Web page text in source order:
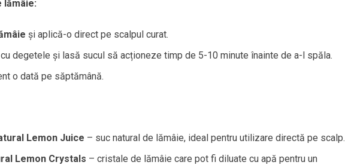
lămâie:
și aplică-o direct pe scalpul curat.
degetele și lasă sucul să acționeze timp de 5-10 minute înainte de a-l spăla.
o dată pe săptămână.
Lemon Juice – suc natural de lămâie, ideal pentru utilizare directă pe scalp.
Lemon Crystals – cristale de lămâie care pot fi diluate cu apă pentru un